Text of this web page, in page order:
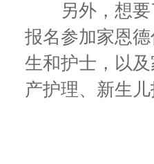
另外，想要
报名参加家恩
生和护士，以
产护理、新生儿